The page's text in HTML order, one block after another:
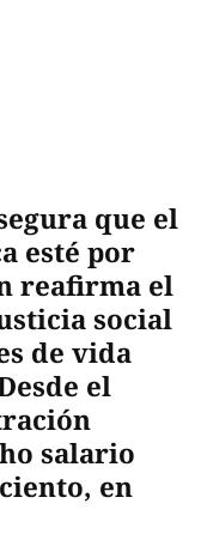
que el
esté por
reafirma el
social
de vida
el
salario
en